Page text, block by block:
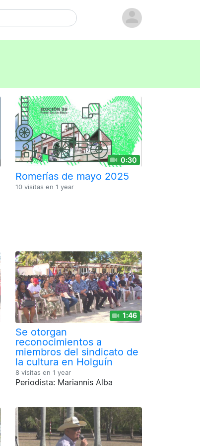
0:30
Romerías de mayo 2025
10 visitas en 1 year
1:46
Se otorgan
reconocimientos a
miembros del sindicato de
la cultura en Holguín
8 visitas en 1 year
Periodista: Mariannis Alba